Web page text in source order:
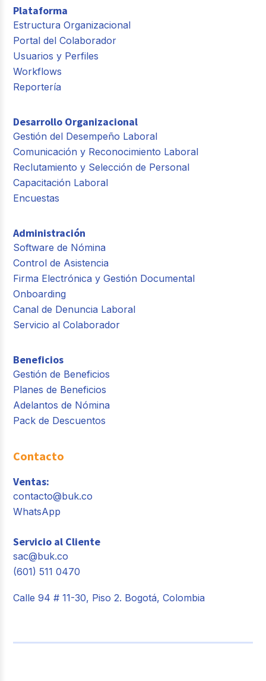
Plataforma
Estructura Organizacional
Portal del Colaborador
Usuarios y Perfiles
Workflows
Reportería
Desarrollo Organizacional
Gestión del Desempeño Laboral
Comunicación y Reconocimiento Laboral
Reclutamiento y Selección de Personal
Capacitación Laboral
Encuestas
Administración
Software de Nómina
Control de Asistencia
Firma Electrónica y Gestión Documental
Onboarding
Canal de Denuncia Laboral
Servicio al Colaborador
Beneficios
Gestión de Beneficios
Planes de Beneficios
Adelantos de Nómina
Pack de Descuentos
Contacto
Ventas:
contacto@buk.co
WhatsApp
Servicio al Cliente
sac@buk.co
(601) 511 0470
Calle 94 # 11-30, Piso 2. Bogotá, Colombia